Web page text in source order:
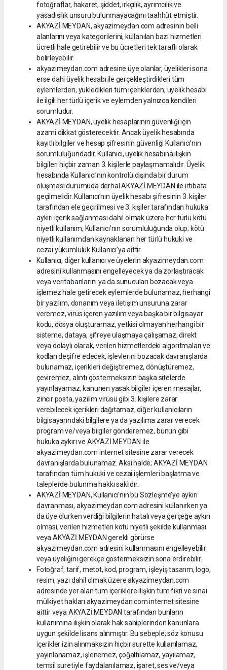
fotoğraflar, hakaret, şiddet, ırkçılık, ayrımcılık ve
yasadışılık unsuru bulunmayacağını taahhüt etmiştir.
AKYAZİ MEYDAN, akyazimeydan.com adresinin belli
alanlarını veya kategorilerini, kullanılan bazı hizmetleri
ücretli hale getirebilir ve bu ücretleri tek taraflı olarak
belirleyebilir.
akyazimeydan.com adresine üye olanlar, üyelikleri sona
erse dahi üyelik hesabı ile gerçekleştirdikleri tüm
eylemlerden, yükledikleri tüm içeriklerden, üyelik hesabı
ile ilgili her türlü içerik ve eylemden yalnızca kendileri
sorumludur.
AKYAZİ MEYDAN, üyelik hesaplarının güvenliği için
azami dikkat gösterecektir. Ancak üyelik hesabında
kayıtlı bilgiler ve hesap şifresinin güvenliği Kullanıcı’nın
sorumluluğundadır. Kullanıcı, üyelik hesabına ilişkin
bilgileri hiçbir zaman 3. kişilerle paylaşmamalıdır. Üyelik
hesabında Kullanıcı’nın kontrolü dışında bir durum
oluşması durumuda derhal AKYAZİ MEYDAN ile irtibata
geçilmelidir. Kullanıcı’nın üyelik hesabı şifresinin 3. kişiler
tarafından ele geçirilmesi ve 3. kişiler tarafından hukuka
aykırı içerik sağlanması dahil olmak üzere her türlü kötü
niyetli kullanım, Kullanıcı’nın sorumluluğunda olup; kötü
niyetli kullanımdan kaynaklanan her türlü hukuki ve
cezai yükümlülük Kullanıcı’ya aittir.
Kullanıcı, diğer kullanıcı ve üyelerin akyazimeydan.com
adresini kullanmasını engelleyecek ya da zorlaştıracak
veya veritabanlarını ya da sunucuları bozacak veya
işlemez hale getirecek eylemlerde bulunamaz, herhangi
bir yazılım, donanım veya iletişim unsuruna zarar
veremez, virüs içeren yazılım veya başka bir bilgisayar
kodu, dosya oluşturamaz, yetkisi olmayan herhangi bir
sisteme, dataya, şifreye ulaşmaya çalışamaz, direkt
veya dolaylı olarak, verilen hizmetlerdeki algoritmaları ve
kodları deşifre edecek, işlevlerini bozacak davranışlarda
bulunamaz, içerikleri değiştiremez, dönüştüremez,
çeviremez, alıntı göstermeksizin başka sitelerde
yayınlayamaz, kanunen yasak bilgiler içeren mesajlar,
zincir posta, yazılım virüsü gibi 3. kişilere zarar
verebilecek içerikleri dağıtamaz, diğer kullanıcıların
bilgisayarındaki bilgilere ya da yazılıma zarar verecek
program ve/veya bilgiler gönderemez, bunun gibi
hukuka aykırı ve AKYAZİ MEYDAN ile
akyazimeydan.com internet sitesine zarar verecek
davranışlarda bulunamaz. Aksi halde; AKYAZİ MEYDAN
tarafından tüm hukuki ve cezai işlemleri başlatma ve
taleplerde bulunma hakkı saklıdır.
AKYAZİ MEYDAN, Kullanıcı’nın bu Sözleşme’ye aykırı
davranması, akyazimeydan.com adresini kullanırken ya
da üye olurken verdiği bilgilerin hatalı veya gerçeğe aykırı
olması, verilen hizmetleri kötü niyetli şekilde kullanması
veya AKYAZİ MEYDAN gerekli görürse
akyazimeydan.com adresini kullanmasını engelleyebilir
veya üyeliğini gerekçe göstermeksizin sona erdirebilir.
Fotoğraf, tarif, metot, kod, program, işleyiş tasarım, logo,
resim, yazı dahil olmak üzere akyazimeydan.com
adresinde yer alan tüm içeriklere ilişkin tüm fikri ve sınai
mülkiyet hakları akyazimeydan.com internet sitesine
aittir veya AKYAZİ MEYDAN tarafından bunların
kullanımına ilişkin olarak hak sahiplerinden kanunlara
uygun şekilde lisans alınmıştır. Bu sebeple; söz konusu
içerikler izin alınmaksızın hiçbir surette kullanılamaz,
yayınlanamaz, işlenemez, çoğaltılamaz, yayılamaz,
temsil suretiyle faydalanılamaz, işaret, ses ve/veya